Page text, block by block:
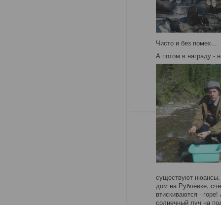
Чисто и без помех...
А потом в награду -
существуют
дом на Рублёвке,
втискиваются -
солнечный луч на